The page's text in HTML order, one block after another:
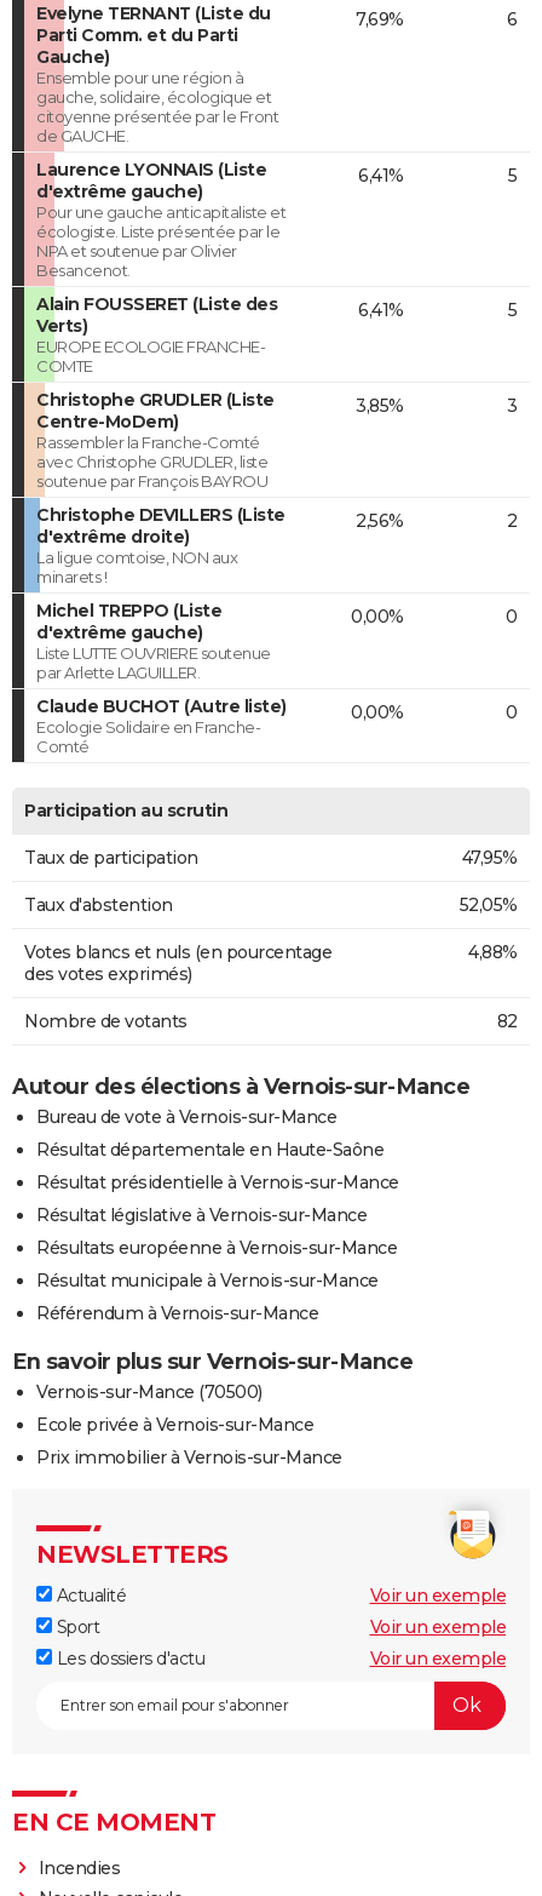
Evelyne TERNANT (Liste du
Parti Comm. et du Parti
Gauche)
Ensemble pour une région à
gauche, solidaire, écologique et
citoyenne présentée par le Front
de GAUCHE.
7,69% 6
Laurence LYONNAIS (Liste
d'extrême gauche)
Pour une gauche anticapitaliste et
écologiste. Liste présentée par le
NPA et soutenue par Olivier
Besancenot.
6,41% 5
Alain FOUSSERET (Liste des
Verts)
EUROPE ECOLOGIE FRANCHE-
COMTE
6,41% 5
Christophe GRUDLER (Liste
Centre-MoDem)
Rassembler la Franche-Comté
avec Christophe GRUDLER, liste
soutenue par François BAYROU
3,85% 3
Christophe DEVILLERS (Liste
d'extrême droite)
La ligue comtoise, NON aux
minarets !
2,56% 2
Michel TREPPO (Liste
d'extrême gauche)
Liste LUTTE OUVRIERE soutenue
par Arlette LAGUILLER.
0,00% 0
Claude BUCHOT (Autre liste)
Ecologie Solidaire en Franche-
Comté
0,00% 0
Participation au scrutin
Taux de participation 47,95%
Taux d'abstention 52,05%
Votes blancs et nuls (en pourcentage
des votes exprimés)
4,88%
Nombre de votants 82
Autour des élections à Vernois-sur-Mance
Bureau de vote à Vernois-sur-Mance
Résultat départementale en Haute-Saône
Résultat présidentielle à Vernois-sur-Mance
Résultat législative à Vernois-sur-Mance
Résultats européenne à Vernois-sur-Mance
Résultat municipale à Vernois-sur-Mance
Référendum à Vernois-sur-Mance
En savoir plus sur Vernois-sur-Mance
Vernois-sur-Mance (70500)
Ecole privée à Vernois-sur-Mance
Prix immobilier à Vernois-sur-Mance
NEWSLETTERS
Actualité
Voir un exemple
Sport
Voir un exemple
Les dossiers d'actu
Voir un exemple
EN CE MOMENT
Incendies